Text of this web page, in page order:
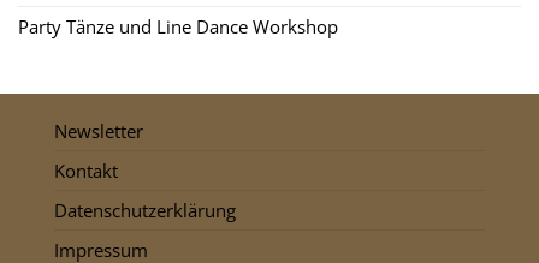
Party Tänze und Line Dance Workshop
Newsletter
Kontakt
Datenschutzerklärung
Impressum